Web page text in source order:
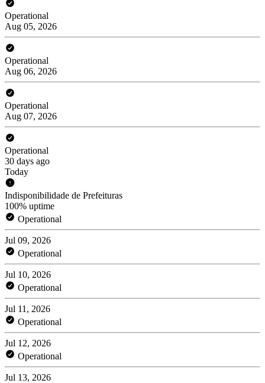
Operational
Aug 05, 2026
Operational
Aug 06, 2026
Operational
Aug 07, 2026
Operational
30 days ago
Today
Indisponibilidade de Prefeituras
100% uptime
Operational
Jul 09, 2026
Operational
Jul 10, 2026
Operational
Jul 11, 2026
Operational
Jul 12, 2026
Operational
Jul 13, 2026